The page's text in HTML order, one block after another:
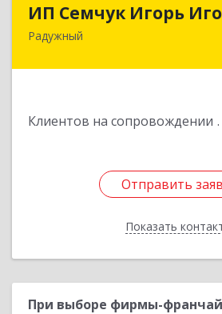
ИП Семчук Игорь
Радужный
Клиентов на сопровождении
Отправить
Показать
628464, ХМАО-Югра, г.
Отправить
Назад
При выборе фирмы-